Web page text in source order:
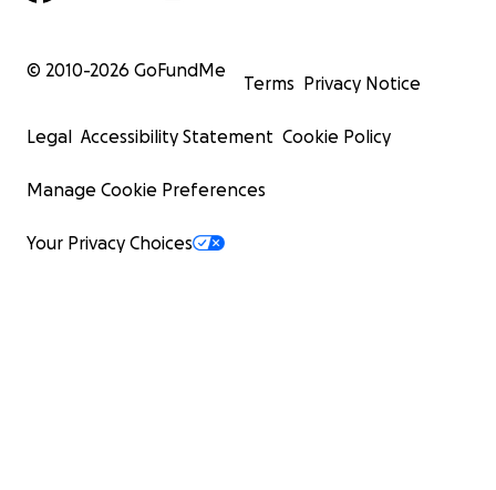
© 2010-2026 GoFundMe
Terms Privacy Notice
Legal Accessibility Statement Cookie Policy
Manage Cookie Preferences
Your Privacy Choices